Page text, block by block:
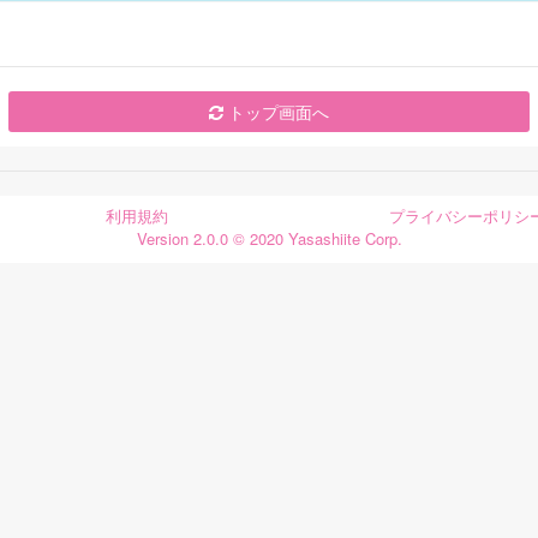
トップ画面へ
利用規約 プライバシーポリシ
Version 2.0.0 © 2020 Yasashiite Corp.